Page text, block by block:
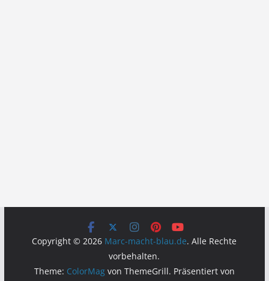
Copyright © 2026 Marc-macht-blau.de. Alle Rechte
vorbehalten.
Theme: ColorMagvon ThemeGrill. Präsentiert von